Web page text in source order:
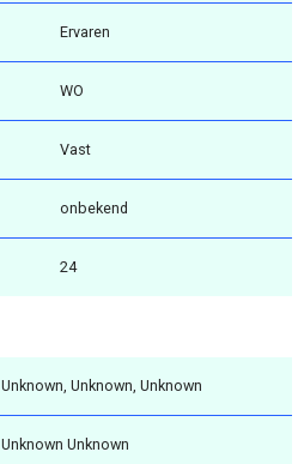
Ervaren
WO
Vast
onbekend
24
Unknown, Unknown, Unknown
Unknown Unknown